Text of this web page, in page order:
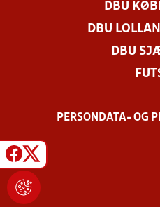
DBU
DBU
DBU
PERSONDATA- OG